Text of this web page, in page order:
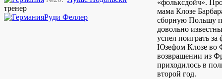
тренер
Руди Феллер
«фольксдойч».
мама Клозе
сборную Польшу
довольно
успел поиграть
Юзефом Клозе во
возвращении из
приходилось в
второй год.